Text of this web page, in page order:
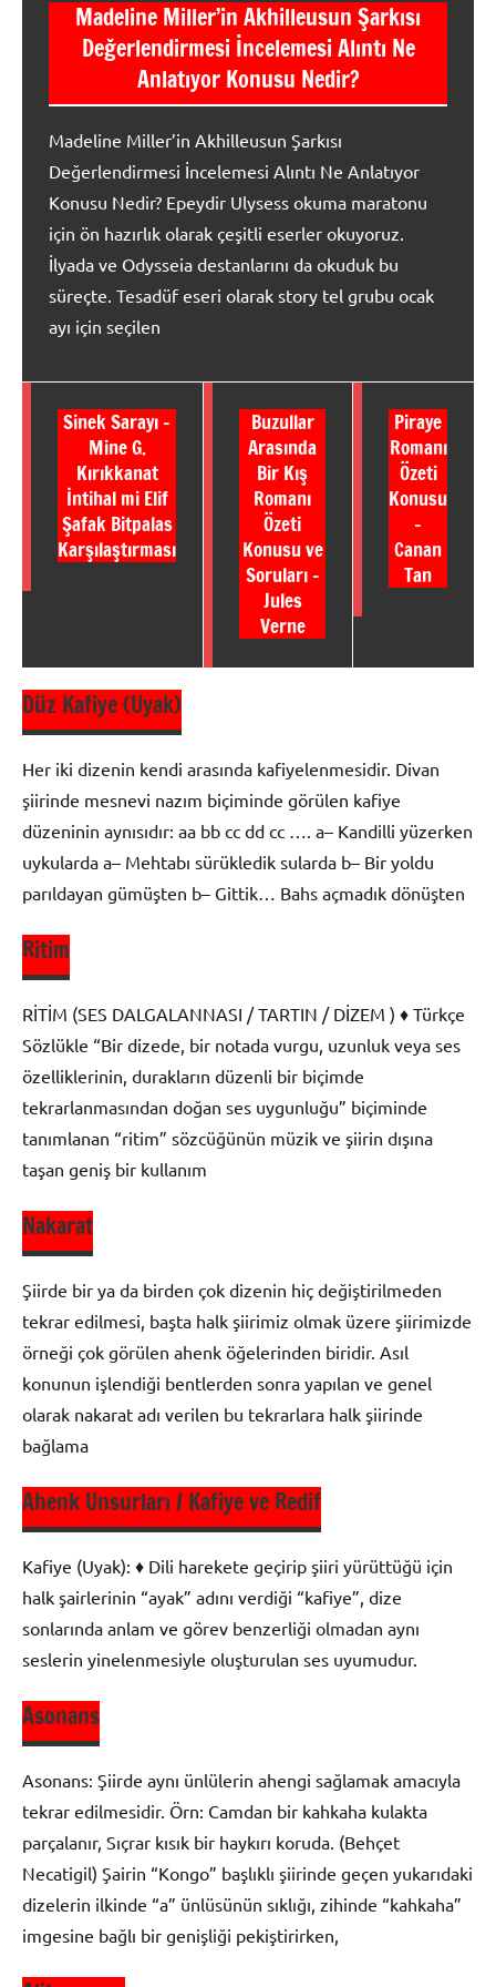
Madeline Miller’in Akhilleusun Şarkısı
Değerlendirmesi İncelemesi Alıntı Ne
Anlatıyor Konusu Nedir?
Madeline Miller’in Akhilleusun Şarkısı
Değerlendirmesi İncelemesi Alıntı Ne Anlatıyor
Konusu Nedir? Epeydir Ulysess okuma maratonu
için ön hazırlık olarak çeşitli eserler okuyoruz.
İlyada ve Odysseia destanlarını da okuduk bu
süreçte. Tesadüf eseri olarak story tel grubu ocak
ayı için seçilen
Sinek Sarayı –
Mine G.
Kırıkkanat
İntihal mi Elif
Şafak Bitpalas
Karşılaştırması
Buzullar
Arasında
Bir Kış
Romanı
Özeti
Konusu ve
Soruları –
Jules
Verne
Piraye
Romanı
Özeti
Konusu
–
Canan
Tan
Düz Kafiye (Uyak)
Her iki dizenin kendi arasında kafiyelenmesidir. Divan
şiirinde mesnevi nazım biçiminde görülen kafiye
düzeninin aynısıdır: aa bb cc dd cc …. a– Kandilli yüzerken
uykularda a– Mehtabı sürükledik sularda b– Bir yoldu
parıldayan gümüşten b– Gittik… Bahs açmadık dönüşten
Şiir
Bilgisi
Ritim
RİTİM (SES DALGALANNASI / TARTIN / DİZEM ) ♦ Türkçe
Sözlükle “Bir dizede, bir notada vurgu, uzunluk veya ses
özelliklerinin, durakların düzenli bir biçimde
tekrarlanmasından doğan ses uygunluğu” biçiminde
tanımlanan “ritim” sözcüğünün müzik ve şiirin dışına
taşan geniş bir kullanım
Şiir
Bilgisi
Nakarat
Şiirde bir ya da birden çok dizenin hiç değiştirilmeden
tekrar edilmesi, başta halk şiirimiz olmak üzere şiirimizde
örneği çok görülen ahenk öğelerinden biridir. Asıl
konunun işlendiği bentlerden sonra yapılan ve genel
olarak nakarat adı verilen bu tekrarlara halk şiirinde
bağlama
Şiir
Bilgisi
Ahenk Unsurları / Kafiye ve Redif
Kafiye (Uyak): ♦ Dili harekete geçirip şiiri yürüttüğü için
halk şairlerinin “ayak” adını verdiği “kafiye”, dize
sonlarında anlam ve görev benzerliği olmadan aynı
seslerin yinelenmesiyle oluşturulan ses uyumudur.
Şiir
Asonans
Asonans: Şiirde aynı ünlülerin ahengi sağlamak amacıyla
tekrar edilmesidir. Örn: Camdan bir kahkaha kulakta
parçalanır, Sıçrar kısık bir haykırı koruda. (Behçet
Necatigil) Şairin “Kongo” başlıklı şiirinde geçen yukarıdaki
dizelerin ilkinde “a” ünlüsünün sıklığı, zihinde “kahkaha”
imgesine bağlı bir genişliği pekiştirirken,